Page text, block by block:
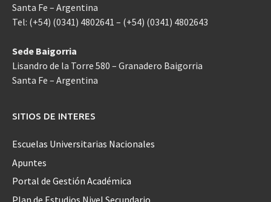
Santa Fe – Argentina
Tel: (+54) (0341) 4802641 – (+54) (0341) 4802643
Sede Baigorria
Lisandro de la Torre 580 – Granadero Baigorria
Santa Fe – Argentina
SITIOS DE INTERES
Escuelas Universitarias Nacionales
Apuntes
Portal de Gestión Académica
Plan de Estudios Nivel Secundario